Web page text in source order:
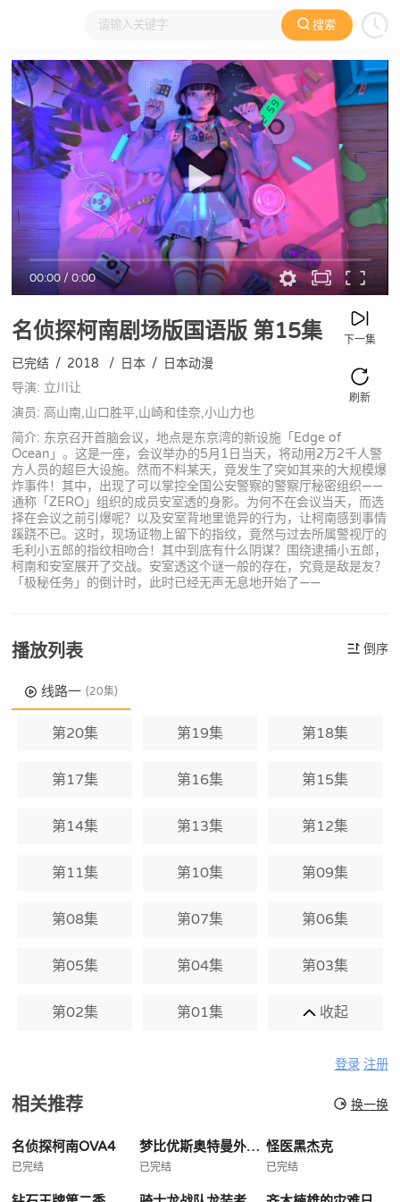
搜索
大家在看 日本动漫 国产动漫 欧美动漫 动漫电影
00:00/0:00
名侦探柯南剧场版国语版第15集 下一集
刷新
已完结 / 2018 / 日本 / 日本动漫
导演: 立川让
演员: 高山南,山口胜平,山崎和佳奈,小山力也
简介: 东京召开首脑会议，地点是东京湾的新设施「Edge of
Ocean」。这是一座，会议举办的5月1日当天，将动用2万2千人警
方人员的超巨大设施。然而不料某天，竟发生了突如其来的大规模爆
炸事件！其中，出现了可以掌控全国公安警察的警察厅秘密组织——
通称「ZERO」组织的成员安室透的身影。为何不在会议当天，而选
择在会议之前引爆呢？以及安室背地里诡异的行为，让柯南感到事情
蹊跷不已。这时，现场证物上留下的指纹，竟然与过去所属警视厅的
毛利小五郎的指纹相吻合！其中到底有什么阴谋？围绕逮捕小五郎，
柯南和安室展开了交战。安室透这个谜一般的存在，究竟是敌是友？
「极秘任务」的倒计时，此时已经无声无息地开始了——
播放列表 倒序
线路一 (20集)
第20集 第19集 第18集
第17集 第16集 第15集
第14集 第13集 第12集
第11集 第10集 第09集
第08集 第07集 第06集
第05集 第04集 第03集
第02集 第01集 收起
登录 注册
相关推荐 换一换
名侦探柯南OVA4
已完结
梦比优斯奥特曼外传亡灵复活
已完结
怪医黑杰克
已完结